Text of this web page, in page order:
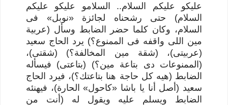
عليكو عليكم السلام.. السلامو عليكو عليكم
السلام) حتى رشحناه لجائزة «نوبل» فى
السلام، وكان كلما حضر الضابط وسأل (عربية
مين اللى واقفه فى الممنوع؟) يرد الحاج سعيد
(عربيتى)، (شقة مين المخالفة؟) (شقتى)،
(الممنوعات دى بتاعة مين؟) (بتاعتى) فيسأله
الضابط (هيه كل حاجة هنا بتاعتك؟)، فيرد الحاج
سعيد (أصل أنا يا باشا «كاحول» الحارة)، فيهنئه
الضابط ويسلم عليه ويقول له (أنت من